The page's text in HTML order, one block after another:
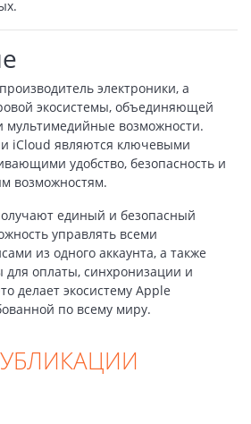
электроники, а
экосистемы, объединяющей
мультимедийные возможности.
iCloud являются ключевыми
удобство, безопасность и
возможностям.
единый и безопасный
управлять всеми
из одного аккаунта, а также
оплаты, синхронизации и
делает экосистему Apple
по всему миру.